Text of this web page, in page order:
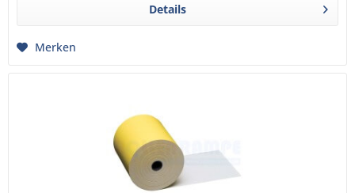
Details
Merken